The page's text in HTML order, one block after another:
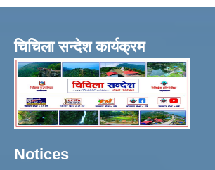
चिचिला सन्देश कार्यक्रम
Notices